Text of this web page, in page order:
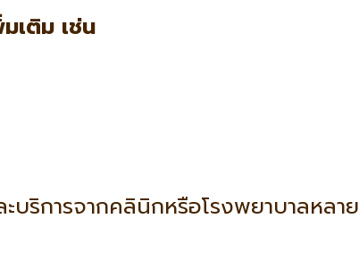
เติม เช่น
บริการจากคลินิกหรือโรงพยาบาลหลาย